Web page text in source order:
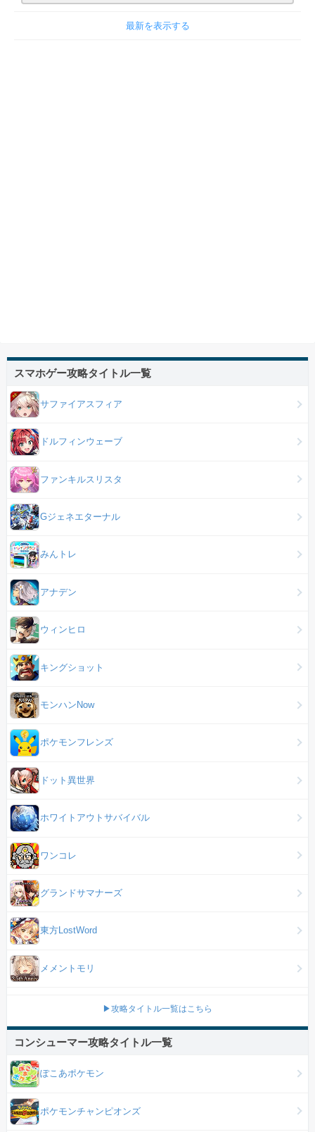
最新を表示する
スマホゲー攻略タイトル一覧
サファイアスフィア
ドルフィンウェーブ
ファンキルスリスタ
Gジェネエターナル
みんトレ
アナデン
ウィンヒロ
キングショット
モンハンNow
ポケモンフレンズ
ドット異世界
ホワイトアウトサバイバル
ワンコレ
グランドサマナーズ
東方LostWord
メメントモリ
▶攻略タイトル一覧はこちら
コンシューマー攻略タイトル一覧
ぽこあポケモン
ポケモンチャンピオンズ